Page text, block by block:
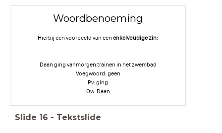
Woordbenoeming
Hierbij een voorbeeld van een enkelvoudige zin:
Daan ging vanmorgen trainen in het zwembad
Voegwoord: geen
Pv: ging
Ow: Daan
Slide 16 - Tekstslide